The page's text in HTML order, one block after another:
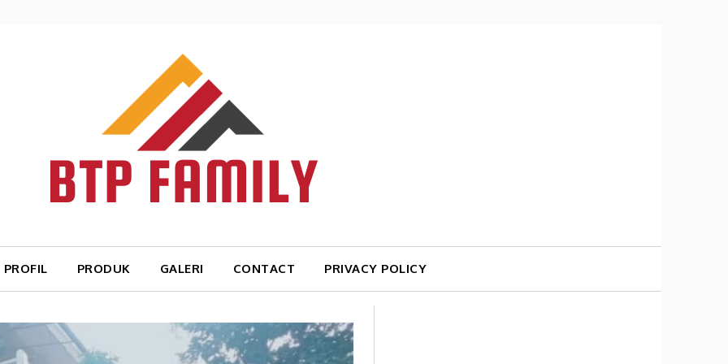
PROFIL PRODUK GALERI CONTACT PRIVACY POLICY